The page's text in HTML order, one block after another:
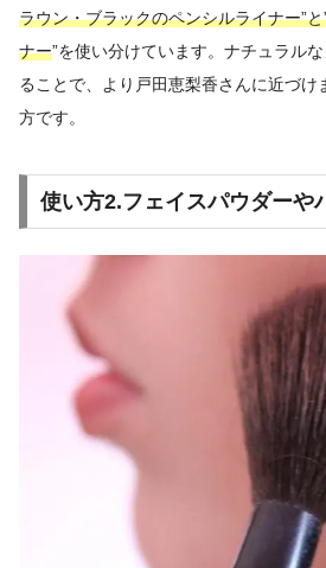
ラウン・ブラックのペンシルライナー”
ナー”を使い分けています。ナチュラル
ることで、より戸田恵梨香さんに近づけ
方です。
使い方2.フェイスパウダーや